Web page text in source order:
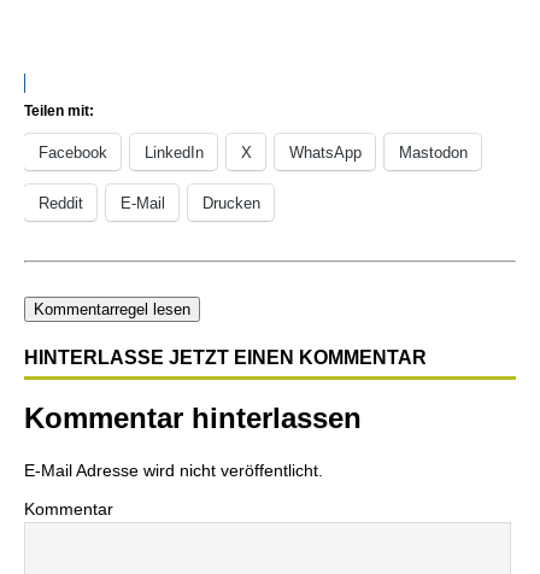
Teilen mit:
Facebook LinkedIn X WhatsApp Mastodon
Reddit E-Mail Drucken
Kommentarregel lesen
HINTERLASSE JETZT EINEN KOMMENTAR
Kommentar hinterlassen
E-Mail Adresse wird nicht veröffentlicht.
Kommentar